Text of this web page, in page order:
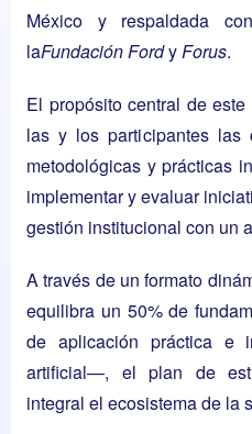
México y respaldada
laFundación FordyForus.
El propósito central de
las y los participantes las
metodológicas y prácticas
implementar y evaluar
gestión institucional con un
A través de un formato
equilibra un 50% de
de aplicación práctica e
artificial—, el plan de
integral el ecosistema de la